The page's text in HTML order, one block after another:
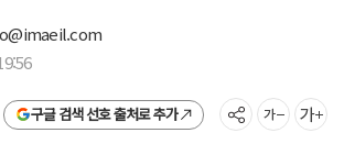
구글 검색 선호 출처로 추가